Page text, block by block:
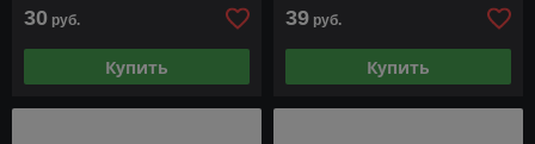
30 руб.
Купить
39 руб.
Купить